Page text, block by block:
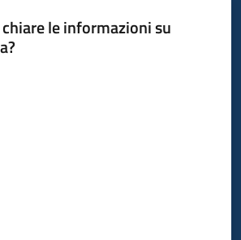
le informazioni su